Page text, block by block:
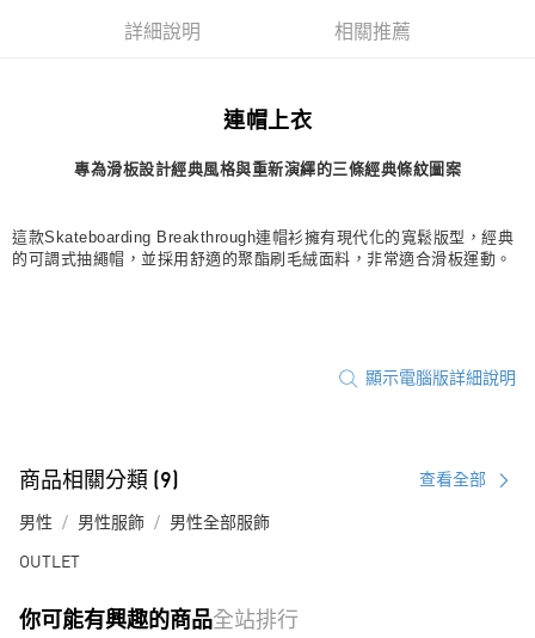
每筆NT$80，滿NT$1,500(含以上)免運費
付款後門市自取
詳細說明 相關推薦
連帽上衣
專為滑板設計經典風格與重新演繹的三條經典條紋圖案
這款Skateboarding Breakthrough連帽衫擁有現代化的寬鬆版型，經典
的可調式抽繩帽，並採用舒適的聚酯刷毛絨面料，非常適合滑板運動。
顯示電腦版詳細說明
商品相關分類 (9) 查看全部
男性 男性服飾 男性全部服飾
OUTLET
你可能有興趣的商品全站排行